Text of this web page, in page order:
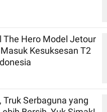
Hero Model Jetour
Kesuksesan T2
Truk Serbaguna yang